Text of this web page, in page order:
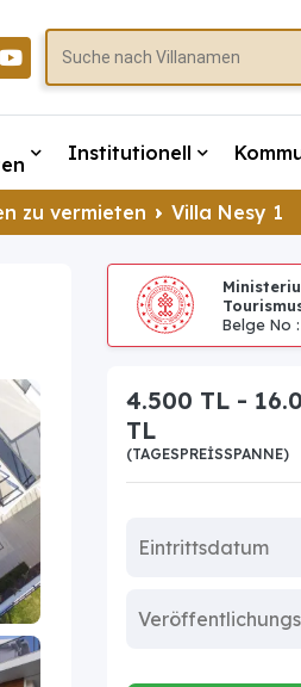
Institutionell
zu vermieten Villa Nesy 1
Belge No
4.500 TL -
TL
(TAGESPREISSPANNE)